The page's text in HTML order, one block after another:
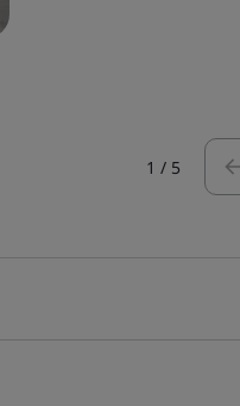
1 / 5